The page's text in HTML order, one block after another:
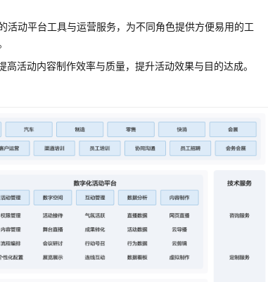
活动平台工具与运营服务，为不同角色提供方便易用的工
活动内容制作效率与质量，提升活动效果与目的达成。